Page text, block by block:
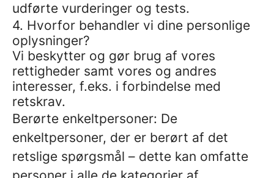
udførte vurderinger og tests.
4. Hvorfor behandler vi dine personlige
oplysninger?
Vi beskytter og gør brug af vores
rettigheder samt vores og andres
interesser, f.eks. i forbindelse med
retskrav.
Berørte enkeltpersoner: De
enkeltpersoner, der er berørt af det
retslige spørgsmål – dette kan omfatte